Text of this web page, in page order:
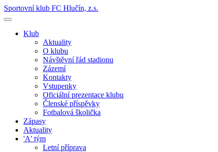
Sportovní klub FC Hlučín, z.s.
Klub
Aktuality
O klubu
Návštěvní řád stadionu
Zázemí
Kontakty
Vstupenky
Oficiální prezentace klubu
Členské příspěvky
Fotbalová školička
Zápasy
Aktuality
'A' tým
Letní příprava